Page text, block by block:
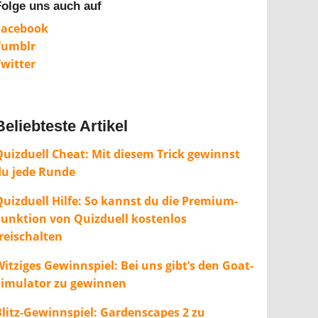
uns auch auf
Artikel
Cheat: Mit diesem Trick gewinnst
jede Runde
Hilfe: So kannst du die Premium-
von Quizduell kostenlos
Gewinnspiel: Bei uns gibt’s den Goat-
zu gewinnen
Gewinnspiel: Gardenscapes 2 zu